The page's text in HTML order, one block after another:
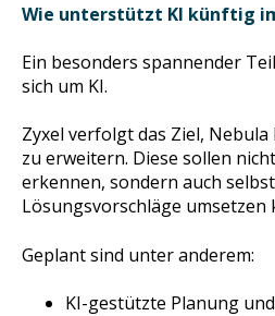
Wie unterstützt KI künftig
Ein besonders spannender
sich um KI.
Zyxel verfolgt das Ziel,
zu erweitern. Diese sollen
erkennen, sondern auch
Lösungsvorschläge umsetzen
Geplant sind unter anderem:
KI-gestützte Planung